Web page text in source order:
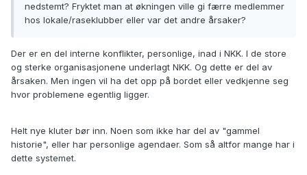
nedstemt? Fryktet man at økningen ville gi færre medlemmer
hos lokale/raseklubber eller var det andre årsaker?
Der er en del interne konflikter, personlige, inad i NKK. I de store
og sterke organisasjonene underlagt NKK. Og dette er del av
årsaken. Men ingen vil ha det opp på bordet eller vedkjenne seg
hvor problemene egentlig ligger.
Helt nye kluter bør inn. Noen som ikke har del av "gammel
historie", eller har personlige agendaer. Som så altfor mange har i
dette systemet.